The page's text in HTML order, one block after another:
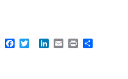
Facebook
TwitterLinkedIn
EmailPrint